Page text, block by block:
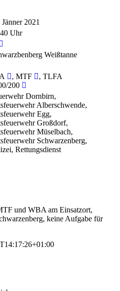
Jänner 2021
Uhr
Weißtanne
, MTF
, TLFA
200
Dornbirn,
Alberschwende,
Egg,
Großdorf,
Müselbach,
Schwarzenberg,
Rettungsdienst
und WBA am Einsatzort,
keine Aufgabe für